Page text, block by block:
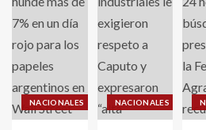
NACIONALES NACIONALES